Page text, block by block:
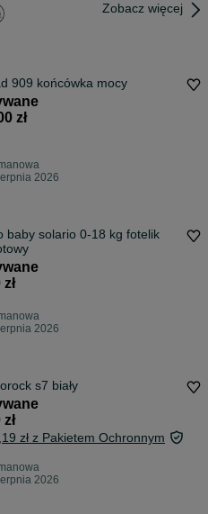
Zobacz więcej
909 końcówka mocy
zł
2026
baby solario 0-18 kg fotelik
2026
s7 biały
zł z Pakietem Ochronnym
2026